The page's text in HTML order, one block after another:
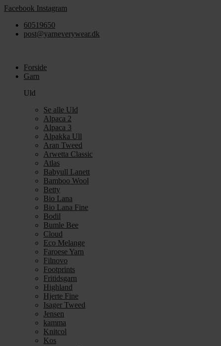
Videre
indhold
Facebook Instagram
60519650
post@yarneverywear.dk
Forside
Garn
Uld
Se alle Uld
Alpaca 2
Alpaca 3
Alpakka Ull
Aran Tweed
Arwetta Classic
Atlas
Babyull Lanett
Bamboo Wool
Betty
Bio Lana
Bio Lana Fine
Bodil
Bumle Bee
Cloud
Eco Melange
Faroese Yarn
Filnovo
Footprints
Fritidsgarn
Highland
Hjerte Fine
Isager Tweed
Jensen
kamma
Knitcol
Kos